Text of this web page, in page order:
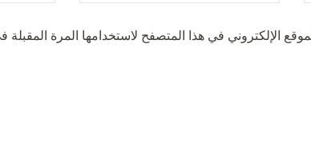
الإلكتروني في هذا المتصفح لاستخدامها المرة المقبلة